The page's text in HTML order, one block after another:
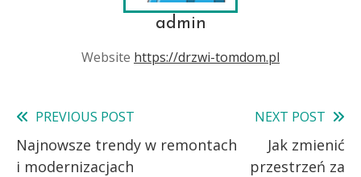
admin
Website https://drzwi-tomdom.pl
Read
more
PREVIOUS POST
Najnowsze trendy w remontach
i modernizacjach
NEXT POST
Jak zmienić
przestrzeń za